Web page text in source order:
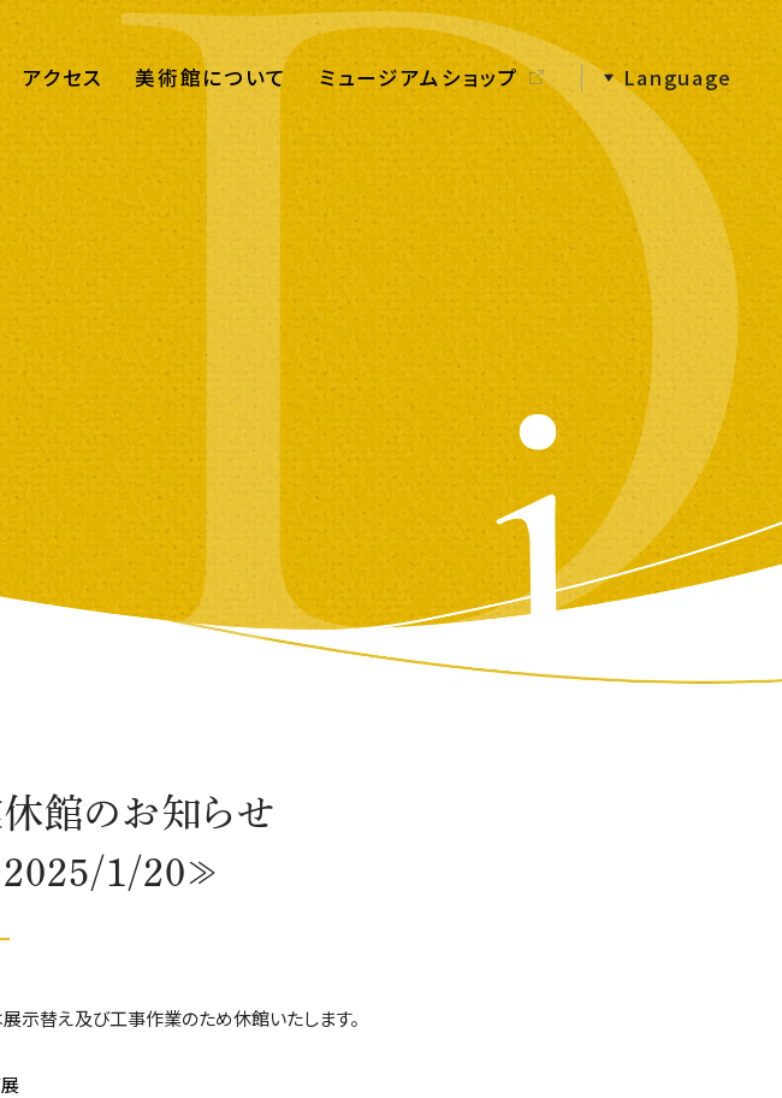
アクセス 美術館について ミュージアムショップ Language
館のお知らせ
1/20≫
示替え及び工事作業のため休館いたします。